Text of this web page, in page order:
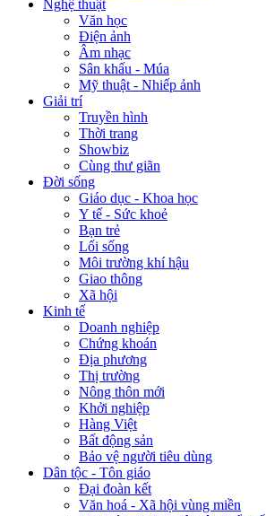
Nghệ thuật
Văn học
Điện ảnh
Âm nhạc
Sân khấu - Múa
Mỹ thuật - Nhiếp ảnh
Giải trí
Truyền hình
Thời trang
Showbiz
Cùng thư giãn
Đời sống
Giáo dục - Khoa học
Y tế - Sức khoẻ
Bạn trẻ
Lối sống
Môi trường khí hậu
Giao thông
Xã hội
Kinh tế
Doanh nghiệp
Chứng khoán
Địa phương
Thị trường
Nông thôn mới
Khởi nghiệp
Hàng Việt
Bất động sản
Bảo vệ người tiêu dùng
Dân tộc - Tôn giáo
Đại đoàn kết
Văn hoá - Xã hội vùng miền